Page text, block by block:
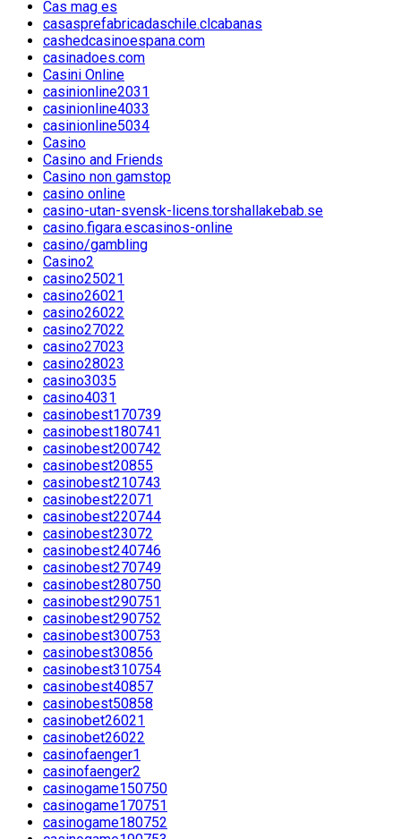
Cas mag es
casasprefabricadaschile.clcabanas
cashedcasinoespana.com
casinadoes.com
Casini Online
casinionline2031
casinionline4033
casinionline5034
Casino
Casino and Friends
Casino non gamstop
casino online
casino-utan-svensk-licens.torshallakebab.se
casino.figara.escasinos-online
casino/gambling
Casino2
casino25021
casino26021
casino26022
casino27022
casino27023
casino28023
casino3035
casino4031
casinobest170739
casinobest180741
casinobest200742
casinobest20855
casinobest210743
casinobest22071
casinobest220744
casinobest23072
casinobest240746
casinobest270749
casinobest280750
casinobest290751
casinobest290752
casinobest300753
casinobest30856
casinobest310754
casinobest40857
casinobest50858
casinobet26021
casinobet26022
casinofaenger1
casinofaenger2
casinogame150750
casinogame170751
casinogame180752